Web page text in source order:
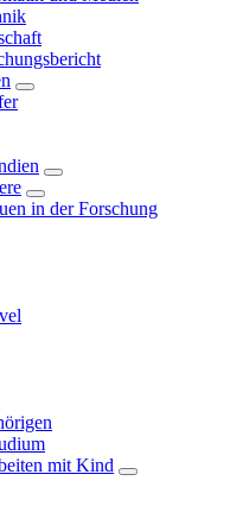
in der Forschung
mit Kind